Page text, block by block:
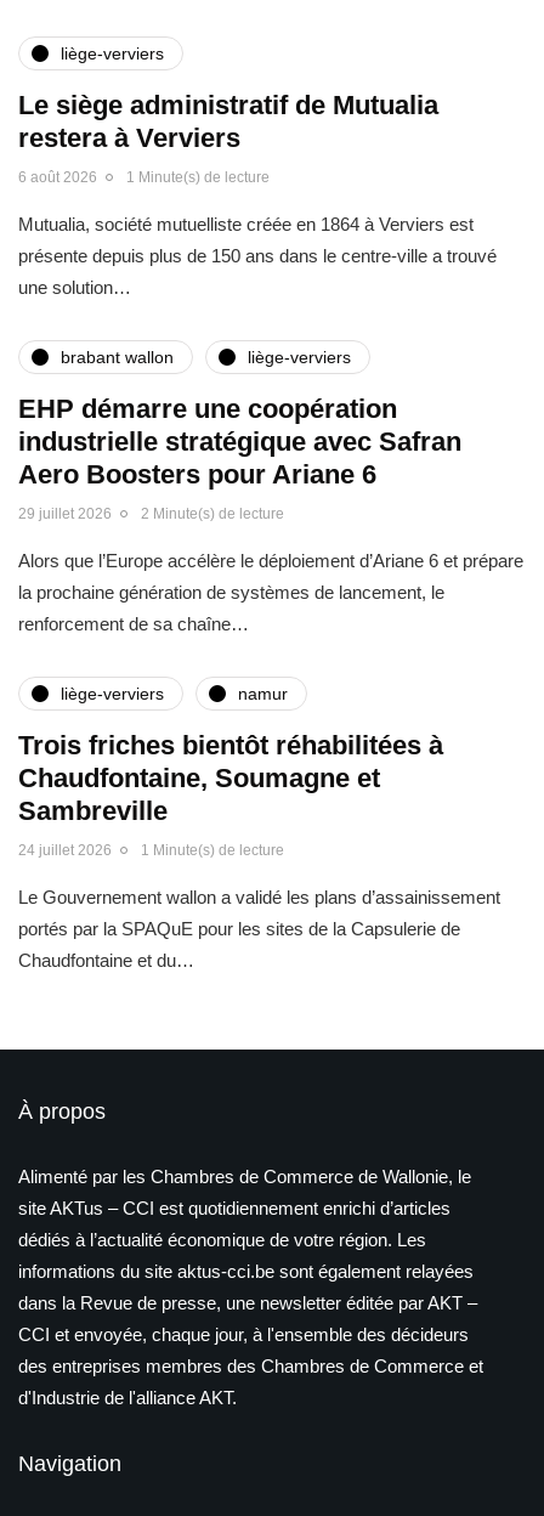
liège-verviers
Le siège administratif de Mutualia
restera à Verviers
6 août 2026 1 Minute(s) de lecture
Mutualia, société mutuelliste créée en 1864 à Verviers est
présente depuis plus de 150 ans dans le centre-ville a trouvé
une solution…
brabant wallon liège-verviers
EHP démarre une coopération
industrielle stratégique avec Safran
Aero Boosters pour Ariane 6
29 juillet 2026 2 Minute(s) de lecture
Alors que l’Europe accélère le déploiement d’Ariane 6 et prépare
la prochaine génération de systèmes de lancement, le
renforcement de sa chaîne…
liège-verviers namur
Trois friches bientôt réhabilitées à
Chaudfontaine, Soumagne et
Sambreville
24 juillet 2026 1 Minute(s) de lecture
Le Gouvernement wallon a validé les plans d’assainissement
portés par la SPAQuE pour les sites de la Capsulerie de
Chaudfontaine et du…
À propos
Alimenté par les Chambres de Commerce de Wallonie, le
site AKTus – CCI est quotidiennement enrichi d’articles
dédiés à l’actualité économique de votre région. Les
informations du site aktus-cci.be sont également relayées
dans la Revue de presse, une newsletter éditée par AKT –
CCI et envoyée, chaque jour, à l'ensemble des décideurs
des entreprises membres des Chambres de Commerce et
d'Industrie de l'alliance AKT.
Navigation